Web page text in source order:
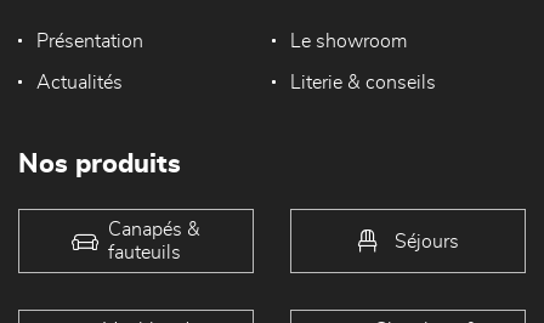
Présentation Le showroom
Actualités Literie & conseils
Nos produits
Canapés &
fauteuils
Séjours